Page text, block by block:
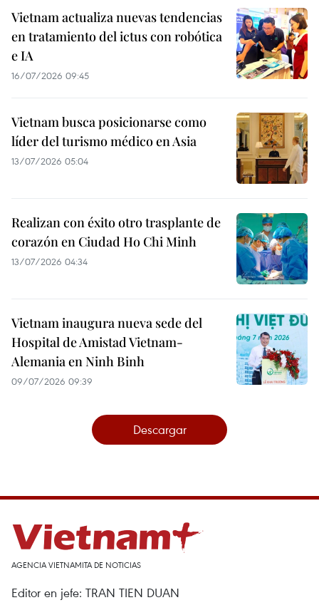
Vietnam actualiza nuevas tendencias
en tratamiento del ictus con robótica
e IA
16/07/2026 09:45
Vietnam busca posicionarse como
líder del turismo médico en Asia
13/07/2026 05:04
Realizan con éxito otro trasplante de
corazón en Ciudad Ho Chi Minh
13/07/2026 04:34
Vietnam inaugura nueva sede del
Hospital de Amistad Vietnam-
Alemania en Ninh Binh
09/07/2026 09:39
Descargar
AGENCIA VIETNAMITA DE NOTICIAS
Editor en jefe: TRAN TIEN DUAN